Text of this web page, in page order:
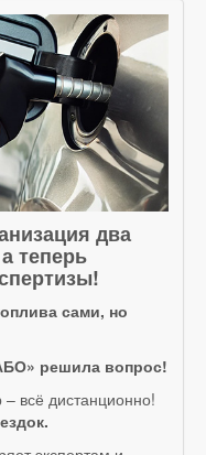
два
теперь
сами, но
решила вопрос!
всё дистанционно!